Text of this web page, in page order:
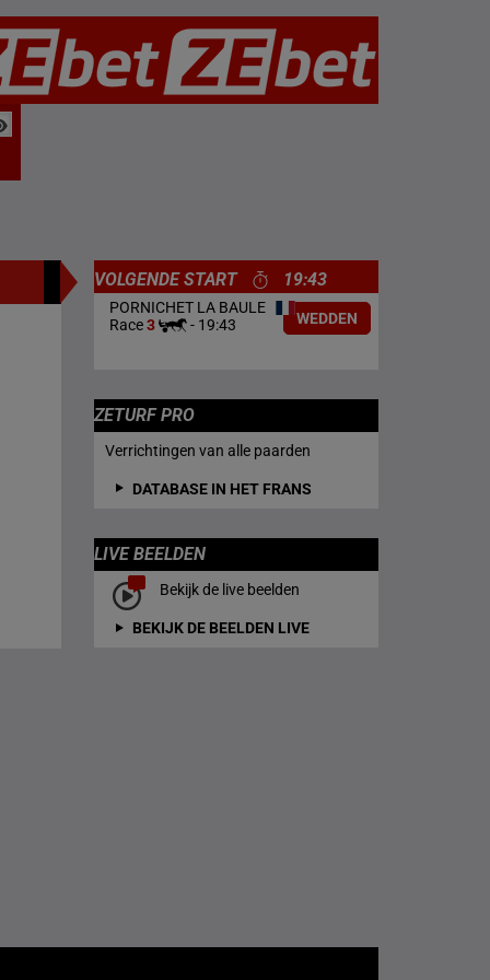
VOLGENDE START 19:43
PORNICHET LA BAULE
Race3 - 19:43 WEDDEN
ZETURF PRO
Verrichtingen van alle paarden
DATABASE IN HET FRANS
LIVE BEELDEN
Bekijk de live beelden
BEKIJK DE BEELDEN LIVE